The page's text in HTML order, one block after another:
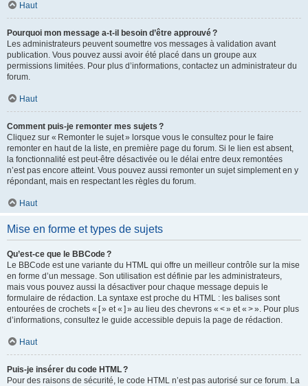
Haut
Pourquoi mon message a-t-il besoin d’être approuvé ?
Les administrateurs peuvent soumettre vos messages à validation avant
publication. Vous pouvez aussi avoir été placé dans un groupe aux
permissions limitées. Pour plus d’informations, contactez un administrateur du
forum.
Haut
Comment puis-je remonter mes sujets ?
Cliquez sur « Remonter le sujet » lorsque vous le consultez pour le faire
remonter en haut de la liste, en première page du forum. Si le lien est absent,
la fonctionnalité est peut-être désactivée ou le délai entre deux remontées
n’est pas encore atteint. Vous pouvez aussi remonter un sujet simplement en y
répondant, mais en respectant les règles du forum.
Haut
Mise en forme et types de sujets
Qu’est-ce que le BBCode ?
Le BBCode est une variante du HTML qui offre un meilleur contrôle sur la mise
en forme d’un message. Son utilisation est définie par les administrateurs,
mais vous pouvez aussi la désactiver pour chaque message depuis le
formulaire de rédaction. La syntaxe est proche du HTML : les balises sont
entourées de crochets « [ » et « ] » au lieu des chevrons « < » et « > ». Pour plus
d’informations, consultez le guide accessible depuis la page de rédaction.
Haut
Puis-je insérer du code HTML ?
Pour des raisons de sécurité, le code HTML n’est pas autorisé sur ce forum. La